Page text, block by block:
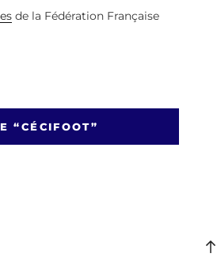
de la Fédération Française
“CÉCIFOOT”